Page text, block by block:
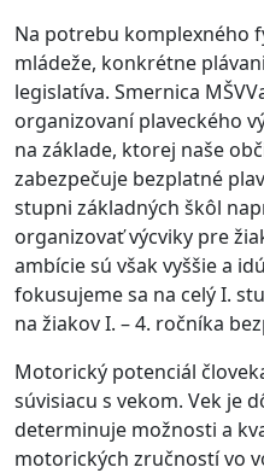
Na potrebu komplexného
mládeže, konkrétne
legislatíva. Smernica
organizovaní plaveckého
na základe, ktorej naše
zabezpečuje bezplatné
stupni základných škôl
organizovať výcviky pre
ambície sú však vyššie a
fokusujeme sa na celý I.
na žiakov I. – 4. ročníka
Motorický potenciál
súvisiacu s vekom. Vek je
determinuje možnosti a
motorických zručností vo